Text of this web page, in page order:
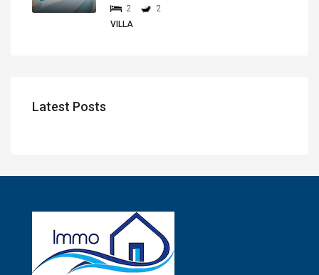
2
2
VILLA
Latest Posts